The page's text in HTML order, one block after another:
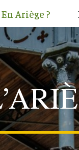
Ariège ?